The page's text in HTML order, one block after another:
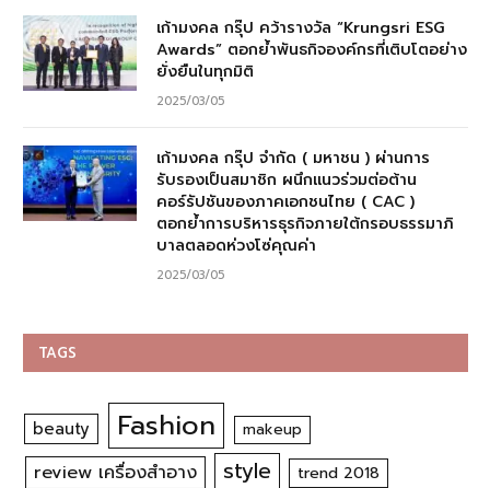
เก้ามงคล กรุ๊ป คว้ารางวัล “Krungsri ESG
Awards” ตอกย้ำพันธกิจองค์กรที่เติบโตอย่าง
ยั่งยืนในทุกมิติ
2025/03/05
เก้ามงคล กรุ๊ป จำกัด ( มหาชน ) ผ่านการ
รับรองเป็นสมาชิก ผนึกแนวร่วมต่อต้าน
คอร์รัปชันของภาคเอกชนไทย ( CAC )
ตอกย้ำการบริหารธุรกิจภายใต้กรอบธรรมาภิ
บาลตลอดห่วงโซ่คุณค่า
2025/03/05
TAGS
beauty Fashion makeup
review เครื่องสำอาง style trend 2018